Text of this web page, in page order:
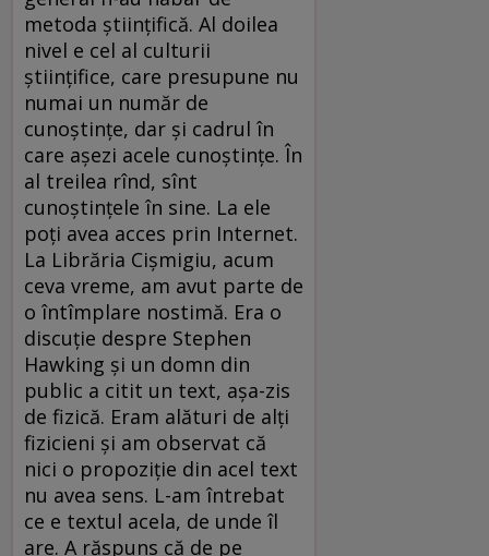
metoda științifică. Al doilea
nivel e cel al culturii
științifice, care presupune nu
numai un număr de
cunoștințe, dar și cadrul în
care așezi acele cunoștințe. În
al treilea rînd, sînt
cunoștințele în sine. La ele
poți avea acces prin Internet.
La Librăria Cișmigiu, acum
ceva vreme, am avut parte de
o întîmplare nostimă. Era o
discuție despre Stephen
Hawking și un domn din
public a citit un text, așa-zis
de fizică. Eram alături de alți
fizicieni și am observat că
nici o propoziție din acel text
nu avea sens. L-am întrebat
ce e textul acela, de unde îl
are. A răspuns că de pe